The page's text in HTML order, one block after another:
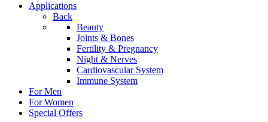
Applications
Back
Beauty
Joints & Bones
Fertility & Pregnancy
Night & Nerves
Cardiovascular System
Immune System
For Men
For Women
Special Offers